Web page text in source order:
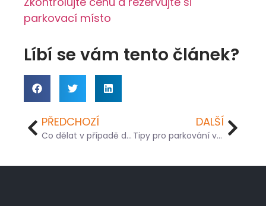
parkovací místo
Líbí se vám tento článek?
PŘEDCHOZÍ
Co dělat v případě dopravní nehody v Chorvatsku
DALŠÍ
Tipy pro parkování ve Splitu